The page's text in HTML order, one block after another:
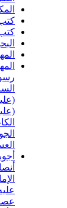
المهدوية
والمقالات
في القرآن
في
الله (صلّى
الإمام
(عليه
(عليه
(عليه
أهل البيت
الإمام عليه
عليه السلام
السلام